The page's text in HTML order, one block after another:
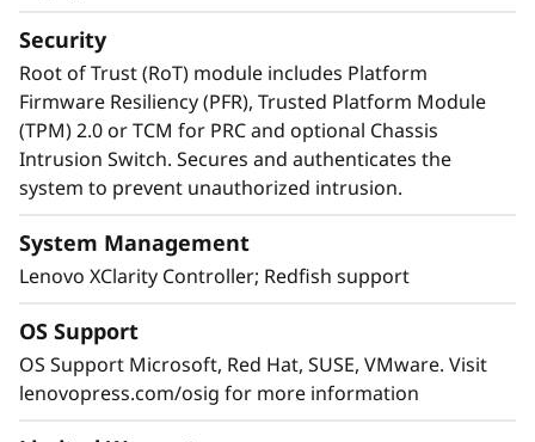
Security
Root of Trust (RoT) module includes Platform
Firmware Resiliency (PFR), Trusted Platform Module
(TPM) 2.0 or TCM for PRC and optional Chassis
Intrusion Switch. Secures and authenticates the
system to prevent unauthorized intrusion.
System Management
Lenovo XClarity Controller; Redfish support
OS Support
OS Support Microsoft, Red Hat, SUSE, VMware. Visit
lenovopress.com/osig for more information